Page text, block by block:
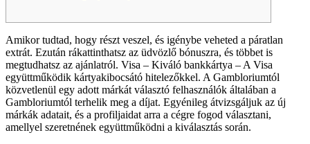
Amikor tudtad, hogy részt veszel, és igénybe veheted a páratlan
extrát. Ezután rákattinthatsz az üdvözlő bónuszra, és többet is
megtudhatsz az ajánlatról. Visa – Kiváló bankkártya – A Visa
együttműködik kártyakibocsátó hitelezőkkel. A Gambloriumtól
közvetlenül egy adott márkát választó felhasználók általában a
Gambloriumtól terhelik meg a díjat. Egyénileg átvizsgáljuk az új
márkák adatait, és a profiljaidat arra a cégre fogod választani,
amellyel szeretnének együttműködni a kiválasztás során.